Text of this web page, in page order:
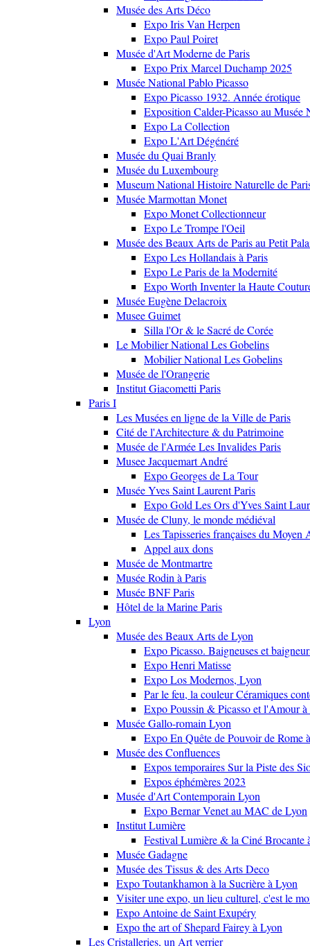
Musée des Arts Déco
Expo Iris Van Herpen
Expo Paul Poiret
Musée d'Art Moderne de Paris
Expo Prix Marcel Duchamp 2025
Musée National Pablo Picasso
Expo Picasso 1932. Année érotique
Exposition Calder-Picasso au Musée
Expo La Collection
Expo L'Art Dégénéré
Musée du Quai Branly
Musée du Luxembourg
Museum National Histoire Naturelle de
Musée Marmottan Monet
Expo Monet Collectionneur
Expo Le Trompe l'Oeil
Musée des Beaux Arts de Paris au Petit
Expo Les Hollandais à Paris
Expo Le Paris de la Modernité
Expo Worth Inventer la Haute
Musée Eugène Delacroix
Musee Guimet
Silla l'Or & le Sacré de Corée
Le Mobilier National Les Gobelins
Mobilier National Les Gobelins
Musée de l'Orangerie
Institut Giacometti Paris
Paris I
Les Musées en ligne de la Ville de Paris
Cité de l'Architecture & du Patrimoine
Musée de l'Armée Les Invalides Paris
Musee Jacquemart André
Expo Georges de La Tour
Musée Yves Saint Laurent Paris
Expo Gold Les Ors d'Yves Saint
Musée de Cluny, le monde médiéval
Les Tapisseries françaises du Moyen
Appel aux dons
Musée de Montmartre
Musée Rodin à Paris
Musée BNF Paris
Hôtel de la Marine Paris
Lyon
Musée des Beaux Arts de Lyon
Expo Picasso. Baigneuses et
Expo Henri Matisse
Expo Los Modernos, Lyon
Par le feu, la couleur Céramiques
Expo Poussin & Picasso et l'Amour
Musée Gallo-romain Lyon
Expo En Quête de Pouvoir de Rome
Musée des Confluences
Expos temporaires Sur la Piste des
Expos éphémères 2023
Musée d'Art Contemporain Lyon
Expo Bernar Venet au MAC de Lyon
Institut Lumière
Festival Lumière & la Ciné Brocante
Musée Gadagne
Musée des Tissus & des Arts Deco
Expo Toutankhamon à la Sucrière à Lyon
Visiter une expo, un lieu culturel, c'est le
Expo Antoine de Saint Exupéry
Expo the art of Shepard Fairey à Lyon
Les Cristalleries, un Art verrier